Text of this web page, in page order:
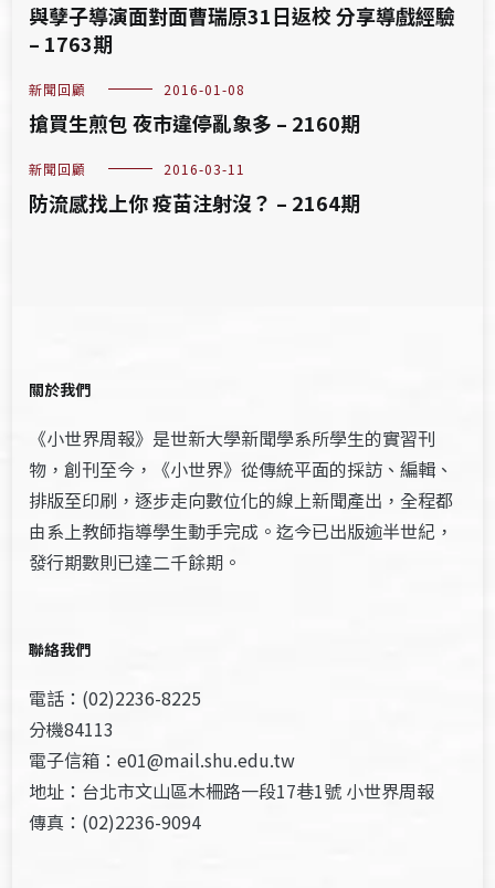
與孽子導演面對面曹瑞原31日返校 分享導戲經驗
– 1763期
新聞回顧 2016-01-08
搶買生煎包 夜市違停亂象多 – 2160期
新聞回顧 2016-03-11
防流感找上你 疫苗注射沒？ – 2164期
關於我們
《小世界周報》是世新大學新聞學系所學生的實習刊
物，創刊至今，《小世界》從傳統平面的採訪、編輯、
排版至印刷，逐步走向數位化的線上新聞產出，全程都
由系上教師指導學生動手完成。迄今已出版逾半世紀，
發行期數則已達二千餘期。
聯絡我們
電話：(02)2236-8225
分機84113
電子信箱：e01@mail.shu.edu.tw
地址：台北市文山區木柵路一段17巷1號 小世界周報
傳真：(02)2236-9094